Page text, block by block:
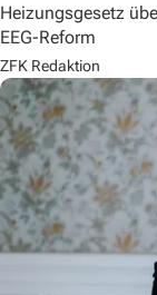
Heizungsgesetz
EEG-Reform
ZFK Redaktion